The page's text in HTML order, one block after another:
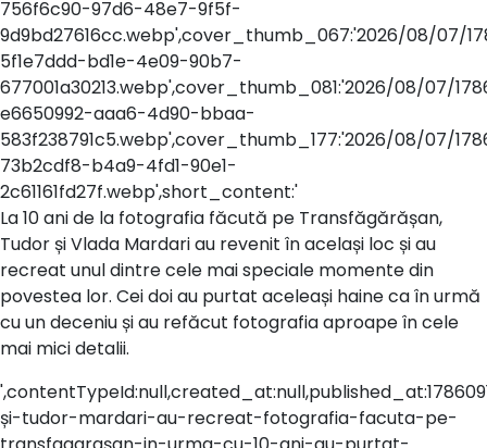
756f6c90-97d6-48e7-9f5f-
9d9bd27616cc.webp',cover_thumb_067:'2026/08/07/
5f1e7ddd-bd1e-4e09-90b7-
677001a30213.webp',cover_thumb_081:'2026/08/07/
e6650992-aaa6-4d90-bbaa-
583f238791c5.webp',cover_thumb_177:'2026/08/07/
73b2cdf8-b4a9-4fd1-90e1-
2c61161fd27f.webp',short_content:'
La 10 ani de la fotografia făcută pe Transfăgărășan,
Tudor și Vlada Mardari au revenit în același loc și au
recreat unul dintre cele mai speciale momente din
povestea lor. Cei doi au purtat aceleași haine ca în urmă
cu un deceniu și au refăcut fotografia aproape în cele
mai mici detalii.
și-tudor-mardari-au-recreat-fotografia-facuta-pe-